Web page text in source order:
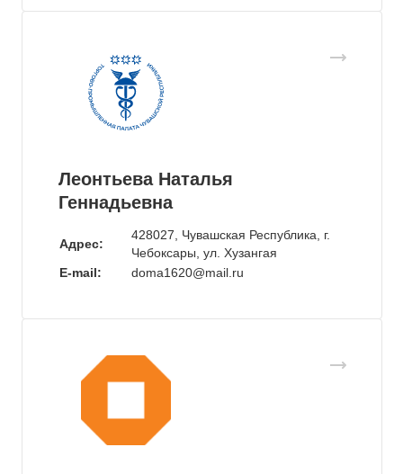
Леонтьева Наталья
Геннадьевна
Адрес:
428027, Чувашская Республика, г.
Чебоксары, ул. Хузангая
E-mail:
doma1620@mail.ru